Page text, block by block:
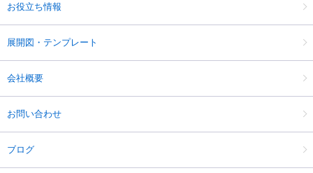
お役立ち情報
展開図・テンプレート
会社概要
お問い合わせ
ブログ